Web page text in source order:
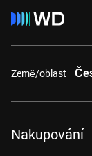
Země/oblast
Nakupování